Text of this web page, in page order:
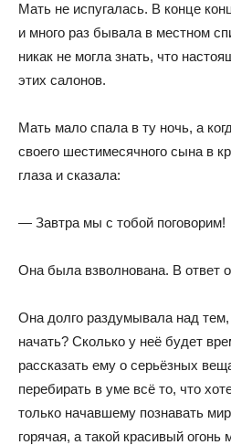
Мать не испугалась. В конце
и много раз бывала в местном
никак не могла знать, что
этих салонов.
Мать мало спала в ту ночь, а
своего шестимесячного сына в
глаза и сказала:
— Завтра мы с тобой поговорим!
Она была взволнована. В ответ
Она долго раздумывала над тем,
начать? Сколько у неё будет
рассказать ему о серьёзных
перебирать в уме всё то, что
только начавшему познавать
горячая, а такой красивый